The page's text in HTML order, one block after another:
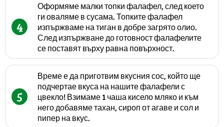
4
Оформяме малки топки фалафел, след което
ги оваляме в сусама. Топките фалафел
изпържваме на тиган в добре загрято олио.
След изпържване до готовност фалафелите
се поставят върху равна повърхност.
5
Време е да приготвим вкусния сос, който ще
подчертае вкуса на нашите фалафели с
цвекло! Взимаме 1 чаша кисело мляко и към
него добавяме тахан, сироп от агаве и сол и
пипер на вкус.